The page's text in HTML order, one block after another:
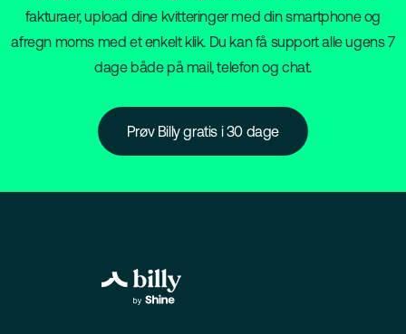
fakturaer, upload dine kvitteringer med din smartphone og
afregn moms med et enkelt klik. Du kan få support alle ugens 7
dage både på mail, telefon og chat.
Prøv Billy gratis i 30 dage